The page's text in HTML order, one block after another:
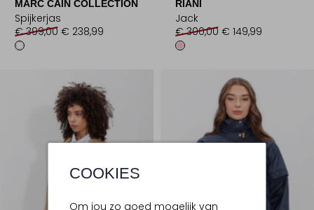
COOKIES
Om jou zo goed mogelijk van
MARC CAIN COLLECTION
Spijkerjas
€ 399,00 € 238,99
RIANI
Jack
€ 300,00 € 149,99